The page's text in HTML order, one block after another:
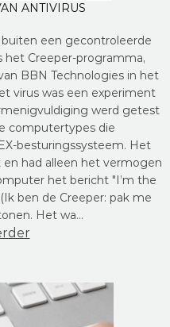
ANTIVIRUS
een gecontroleerde
Creeper-programma,
BBN Technologies in het
virus was een experiment
werd getest
computertypes die
besturingssysteem. Het
en had alleen het vermogen
het bericht "I’m the
ben de Creeper: pak me
Het wa…